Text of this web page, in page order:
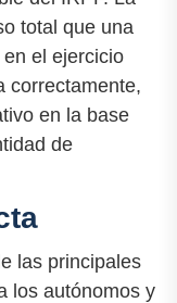
total que una
el ejercicio
correctamente,
en la base
de
las principales
los autónomos y